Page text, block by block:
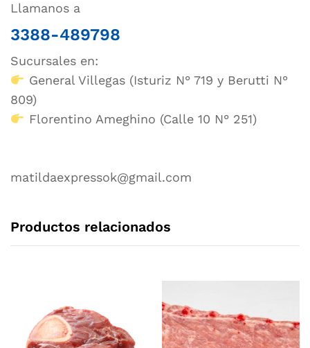
Llamanos a
3388-489798
Sucursales en:
General Villegas (Isturiz N° 719 y Berutti N°
809)
Florentino Ameghino (Calle 10 N° 251)
matildaexpressok@gmail.com
Productos relacionados